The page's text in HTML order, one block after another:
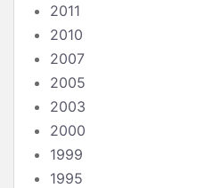
2011
2010
2007
2005
2003
2000
1999
1995